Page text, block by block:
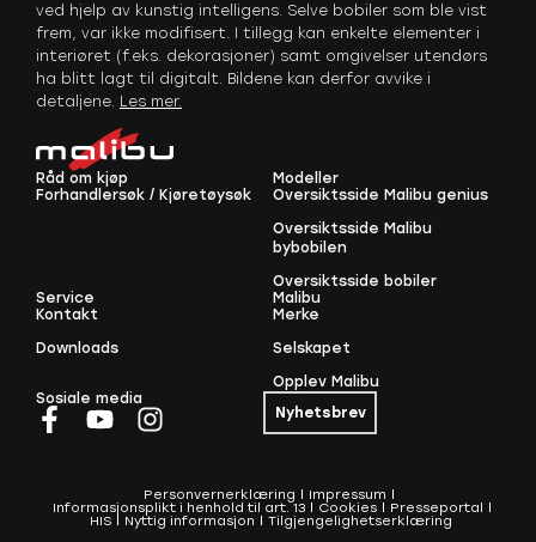
ved hjelp av kunstig intelligens. Selve bobiler som ble vist
frem, var ikke modifisert. I tillegg kan enkelte elementer i
interiøret (f.eks. dekorasjoner) samt omgivelser utendørs
ha blitt lagt til digitalt. Bildene kan derfor avvike i
detaljene. Les mer.
Råd om kjøp
Forhandlersøk / Kjøretøysøk
Modeller
Oversiktsside Malibu genius
Oversiktsside Malibu
bybobilen
Oversiktsside bobiler
Service
Kontakt
Downloads
Malibu
Merke
Selskapet
Opplev Malibu
Sosiale media
Nyhetsbrev
Personvernerklæring
Impressum
Informasjonsplikt i henhold til art. 13
Cookies
Presseportal
HIS
Nyttig informasjon Tilgjengelighetserklæring